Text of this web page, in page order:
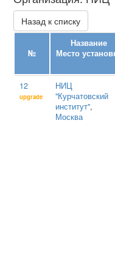
Назад к списку
№
Название
Место
12
upgrade
НИЦ
"Курчатовский
институт",
Москва